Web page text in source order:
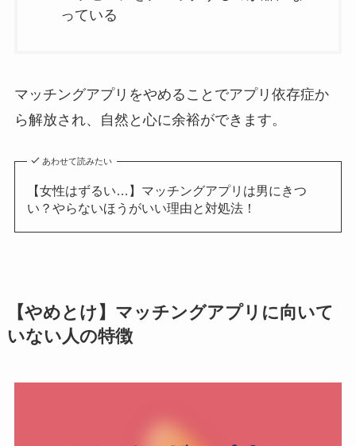
っている
マッチングアプリをやめることでアプリ依存症か
ら解放され、自然と心に余裕ができます。
あわせて読みたい
【女性はずるい…】マッチングアプリは男にきつ
い？やらないほうがいい理由と対処法！
【やめとけ】マッチングアプリに向いて
いない人の特徴